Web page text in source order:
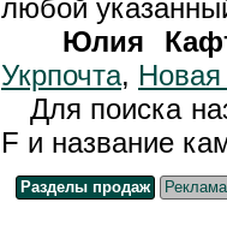
любой
Юлия
Укрпочта, Новая
Для поиска
F и название
Разделы продаж Реклама